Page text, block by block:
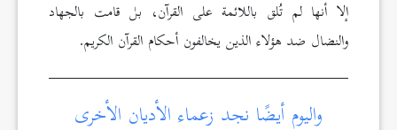
إلا أنها لم تُلق باللائمة على القرآن، بل قامت بالجهاد
والنضال ضد هؤلاء الذين يخالفون أحكام القرآن الكريم.
واليوم أيضًا نجد زعماء الأديان الأخرى